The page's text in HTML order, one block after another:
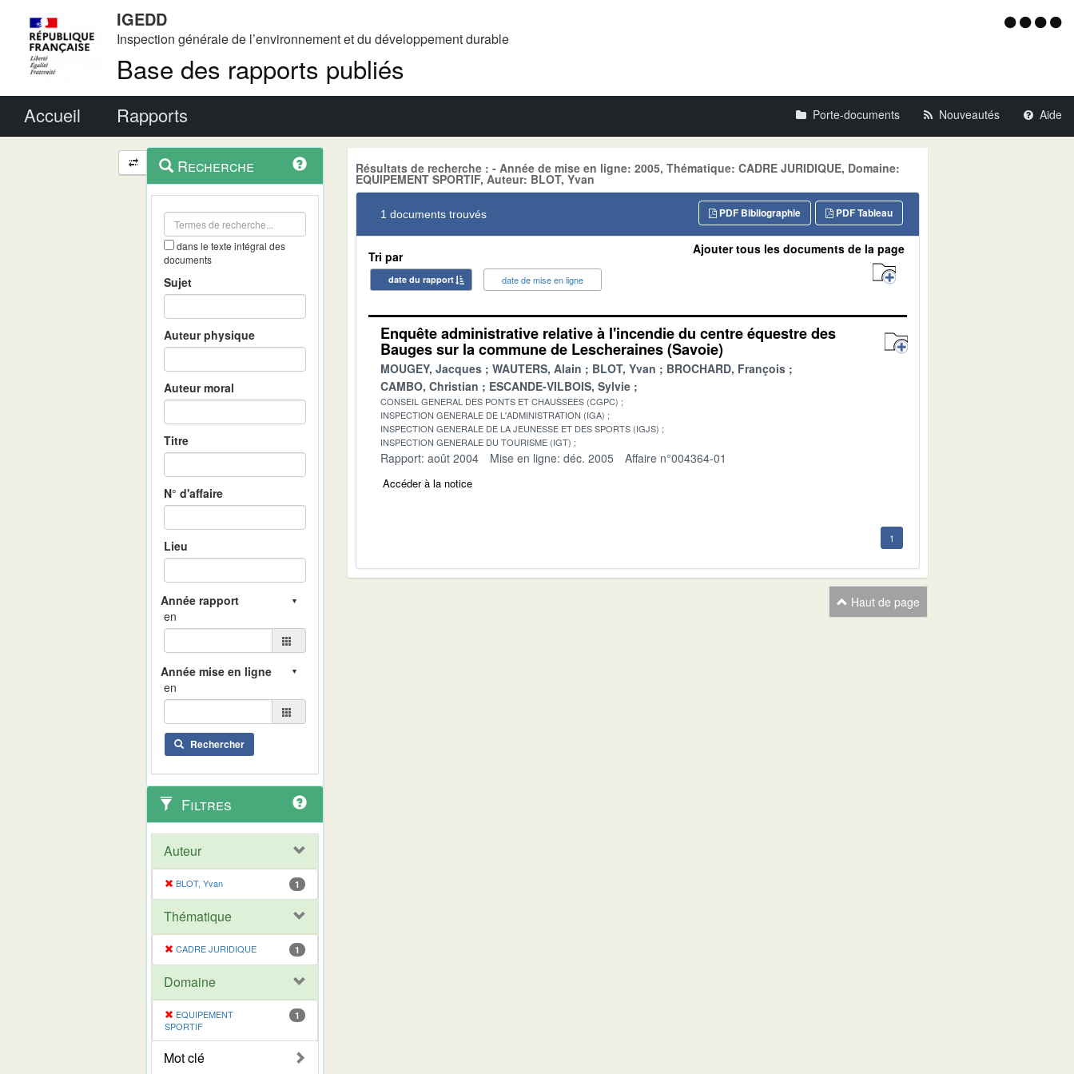
IGEDD
Inspection générale de l’environnement et du développement durable
Base des rapports publiés
Menu
Accueil Rapports Porte-documents Nouveautés Aide
Navigation
et
outils
contextuel
Recherche
dans le texte intégral des
documents
Sujet
Auteur physique
Auteur moral
Titre
N° d'affaire
Lieu
en
en
Rechercher
Filtres
Auteur
BLOT, Yvan 1
Thématique
CADRE JURIDIQUE 1
Domaine
EQUIPEMENT
SPORTIF
1
Mot clé
Résultats de recherche : - Année de mise en ligne: 2005, Thématique: CADRE JURIDIQUE, Domaine:
EQUIPEMENT SPORTIF, Auteur: BLOT, Yvan
1 documents trouvés PDF Tableau
PDF Bibliographie
Tri par
date du rapport date de mise en ligne
Ajouter tous les documents de la page
Enquête administrative relative à l'incendie du centre équestre des
Bauges sur la commune de Lescheraines (Savoie)
MOUGEY, Jacques WAUTERS, Alain BLOT, Yvan
BROCHARD, François
CAMBO, Christian
ESCANDE-VILBOIS, Sylvie
CONSEIL GENERAL DES PONTS ET CHAUSSEES (CGPC)
INSPECTION GENERALE DE L'ADMINISTRATION (IGA)
INSPECTION GENERALE DE LA JEUNESSE ET DES SPORTS (IGJS)
INSPECTION GENERALE DU TOURISME (IGT)
Rapport: août 2004 Mise en ligne: déc. 2005 Affaire n°004364-01
Accéder à la notice
1
Haut de page